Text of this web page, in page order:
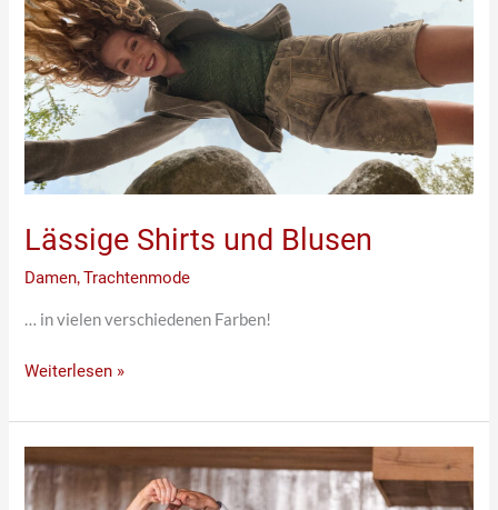
Lässige Shirts und Blusen
Damen,Trachtenmode
… in vielen verschiedenen Farben!
Weiterlesen »
Tachtenröcke